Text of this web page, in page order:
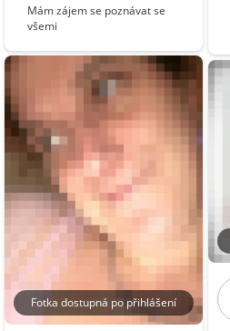
Mám zájem se poznávat se
všemi
Fotka dostupná po přihlášení